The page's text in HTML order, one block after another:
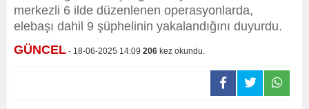
merkezli 6 ilde düzenlenen operasyonlarda,
elebaşı dahil 9 şüphelinin yakalandığını duyurdu.
GÜNCEL - 18-06-2025 14:09 206 kez okundu.